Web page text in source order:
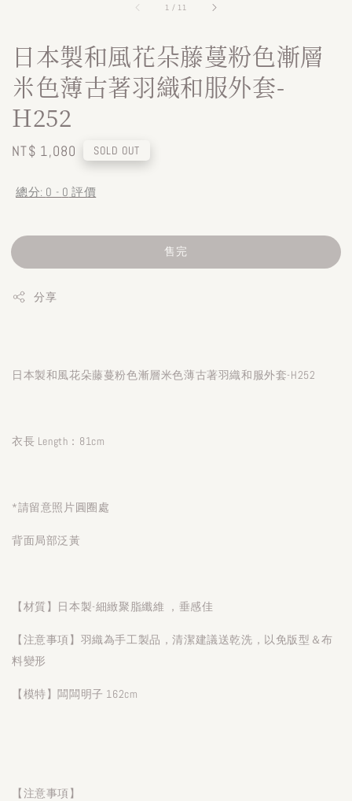
1 / 11
日本製和風花朵藤蔓粉色漸層
米色薄古著羽織和服外套-
H252
Regular
NT$ 1,080 SOLD OUT
總分: 0 - 0 評價
售完
分享
日本製和風花朵藤蔓粉色漸層米色薄古著羽織和服外套-H252
衣長 Length：81cm
*請留意照片圓圈處
背面局部泛黃
【材質】日本製-細緻聚脂纖維 ，垂感佳
【注意事項】羽織為手工製品，清潔建議送乾洗，以免版型＆布
料變形
【模特】闆闆明子 162cm
【注意事項】